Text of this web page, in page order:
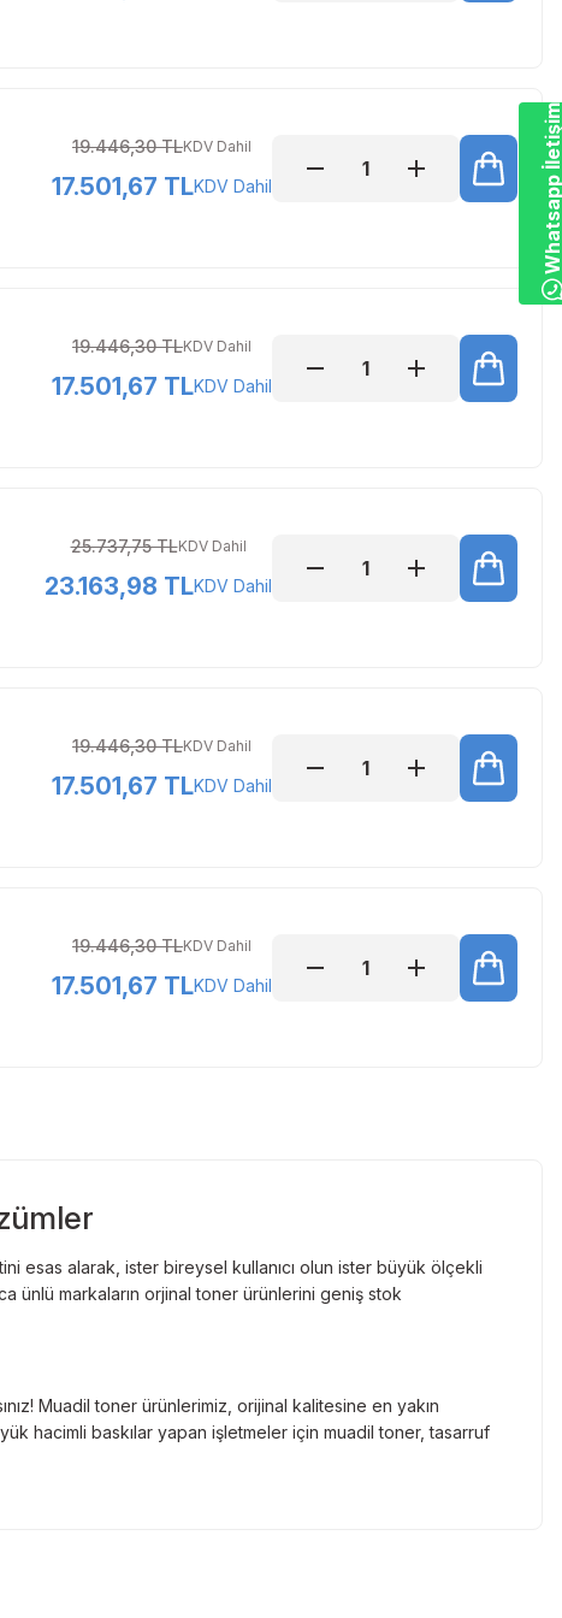
19.446,30 TLKDV Dahil
17.501,67 TLKDV Dahil
19.446,30 TLKDV Dahil
17.501,67 TLKDV Dahil
25.737,75 TLKDV Dahil
23.163,98 TLKDV Dahil
19.446,30 TLKDV Dahil
17.501,67 TLKDV Dahil
19.446,30 TLKDV Dahil
17.501,67 TLKDV Dahil
esas alarak, ister bireysel kullanıcı olun ister büyük ölçekli
ünlü markaların orjinal toner ürünlerini geniş stok
Muadil toner ürünlerimiz, orijinal kalitesine en yakın
hacimli baskılar yapan işletmeler için muadil toner, tasarruf